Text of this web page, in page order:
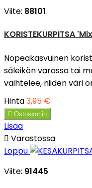
Viite: 88101
KORISTEKURPITSA
Nopeakasvuinen
säleikön varassa tai
vaihtelee, niiden väri
Hinta3,95 €
 Ostoskoriin
Lisää
 Varastossa
Loppu
Viite: 91445